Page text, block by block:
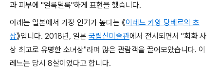
과 피부에 "얼룩덜룩"하게 표현을 했습니다.
아래는 일본에서 가장 인기가 높다는 《이레느 카앙 당베르의 초
상》입니다. 2018년, 일본 국립신미술관에서 전시되면서 "회화 사
상 최고로 유명한 소녀상"라며 많은 관람객을 끌어모았습니다. 이
레느는 당시 8살이었다고 합니다.